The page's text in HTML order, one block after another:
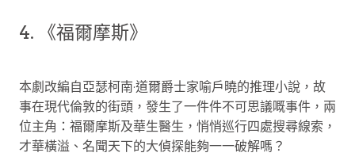
4. 《福爾摩斯》
本劇改編自亞瑟柯南·道爾爵士家喻戶曉的推理小說，故
事在現代倫敦的街頭，發生了一件件不可思議嘅事件，兩
位主角：福爾摩斯及華生醫生，悄悄巡行四處搜尋線索，
才華橫溢、名聞天下的大偵探能夠一一破解嗎？